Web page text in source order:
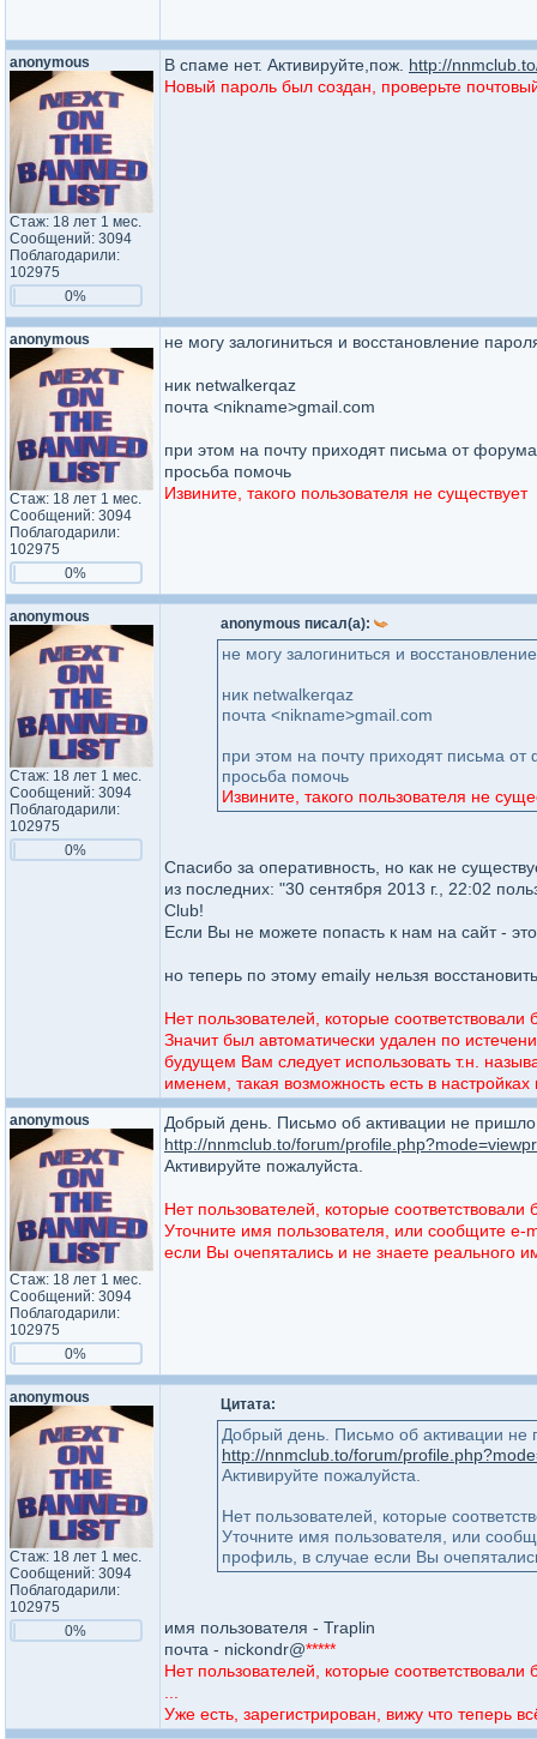
anonymous
Стаж: 18 лет 1 мес.
Сообщений: 3094
Поблагодарили:
102975
0%
В спаме нет. Активируйте,пож. http://
Новый пароль был создан, проверьте
anonymous
Стаж: 18 лет 1 мес.
Сообщений: 3094
Поблагодарили:
102975
0%
не могу залогиниться и восстановление
ник netwalkerqaz
почта <nikname>gmail.com
при этом на почту приходят письма от
просьба помочь
Извините, такого пользователя не существует
anonymous
Стаж: 18 лет 1 мес.
Сообщений: 3094
Поблагодарили:
102975
0%
anonymous писал(а):
не могу залогиниться и
ник netwalkerqaz
почта <nikname>gmail.com
при этом на почту приходят письма
просьба помочь
Извините, такого пользователя не
Спасибо за оперативность, но как не
из последних: "30 сентября 2013 г., 22:02
Club!
Если Вы не можете попасть к нам на сайт -
но теперь по этому emailу нельзя
Нет пользователей, которые
Значит был автоматически удален по
будущем Вам следует использовать т.н.
именем, такая возможность есть в
anonymous
Стаж: 18 лет 1 мес.
Сообщений: 3094
Поблагодарили:
102975
0%
Добрый день. Письмо об активации не
http://nnmclub.to/forum/
Активируйте пожалуйста.
Нет пользователей, которые
Уточните имя пользователя, или сообщите
если Вы очепятались и не знаете реального
anonymous
Стаж: 18 лет 1 мес.
Сообщений: 3094
Поблагодарили:
102975
0%
Цитата:
Добрый день. Письмо об активации не
http://nnmclub.to/forum/
Активируйте пожалуйста.
Нет пользователей, которые
Уточните имя пользователя, или
профиль, в случае если Вы
имя пользователя - Traplin
почта - nickondr@*****
Нет пользователей, которые
Уже есть, зарегистрирован, вижу что теперь